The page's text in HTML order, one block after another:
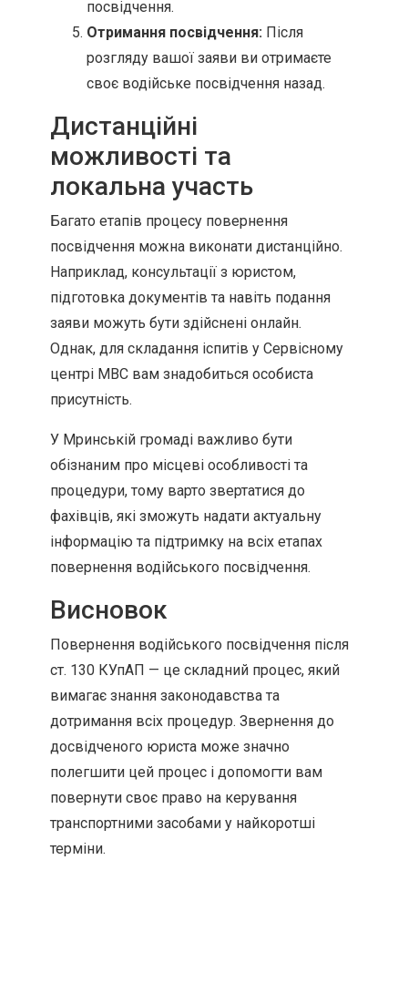
посвідчення.
Отримання посвідчення: Після
розгляду вашої заяви ви отримаєте
своє водійське посвідчення назад.
Дистанційні
можливості та
локальна участь
Багато етапів процесу повернення
посвідчення можна виконати дистанційно.
Наприклад, консультації з юристом,
підготовка документів та навіть подання
заяви можуть бути здійснені онлайн.
Однак, для складання іспитів у Сервісному
центрі МВС вам знадобиться особиста
присутність.
У Мринській громаді важливо бути
обізнаним про місцеві особливості та
процедури, тому варто звертатися до
фахівців, які зможуть надати актуальну
інформацію та підтримку на всіх етапах
повернення водійського посвідчення.
Висновок
Повернення водійського посвідчення після
ст. 130 КУпАП — це складний процес, який
вимагає знання законодавства та
дотримання всіх процедур. Звернення до
досвідченого юриста може значно
полегшити цей процес і допомогти вам
повернути своє право на керування
транспортними засобами у найкоротші
терміни.